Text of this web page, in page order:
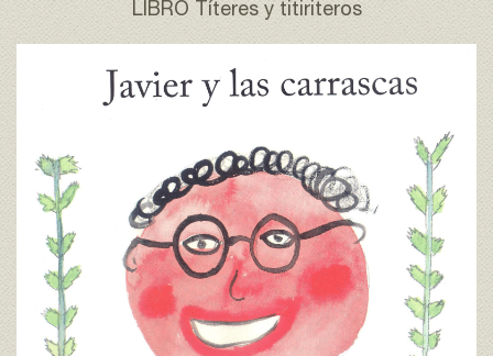
LIBRO Títeres y titiriteros